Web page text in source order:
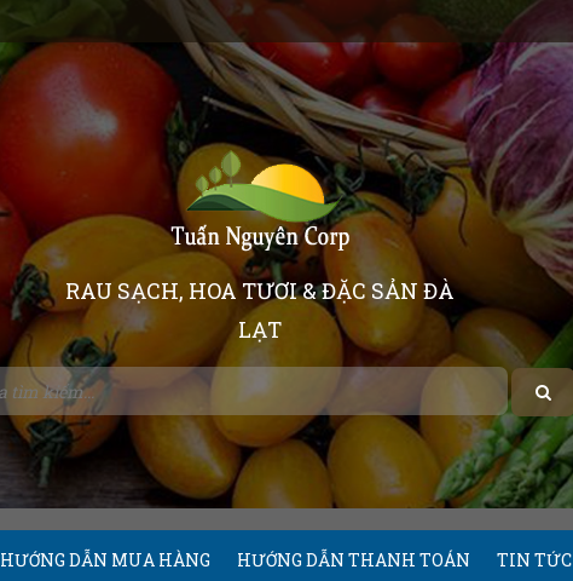
RAU SẠCH, HOA TƯƠI & ĐẶC SẢN ĐÀ
LẠT
HƯỚNG DẪN MUA HÀNG HƯỚNG DẪN THANH TOÁN TIN TỨC